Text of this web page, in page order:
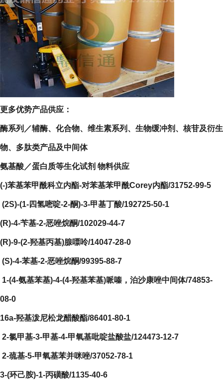
更多优势产品供应：
酶系列／辅酶、化合物、维生素系列、生物缓冲剂、核苷及衍生
物、多肽类产品及中间体
氨基酸／蛋白质等生化试剂 物料供应
(-)苯基苯甲酰科立内酯-对苯基苯甲酰Corey内酯/31752-99-5
(2S)-(1-四氢嘧啶-2-酮)-3-甲基丁酸/192725-50-1
(R)-4-苄基-2-恶唑烷酮/102029-44-7
(R)-9-(2-羟基丙基)腺嘌呤/14047-28-0
(S)-4-苯基-2-恶唑烷酮/99395-88-7
1-(4-氨基苯基)-4-(4-羟基苯基)哌嗪，泊沙康唑中间体/74853-
08-0
16a-羟基泼尼松龙醋酸酯/86401-80-1
2-氯甲基-3-甲基-4-甲氧基吡啶盐酸盐/124473-12-7
2-巯基-5-甲氧基苯并咪唑/37052-78-1
3-(环己胺)-1-丙磺酸/1135-40-6